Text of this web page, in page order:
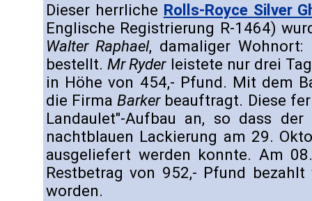
Dieser herrliche Rolls-Royce Silver
Englische Registrierung R-1464)
Walter Raphael, damaliger
bestellt.Mr Ryderleistete nur drei
in Höhe von 454,- Pfund. Mit dem
die FirmaBarkerbeauftragt. Diese
Landaulet"-Aufbau an, so dass
nachtblauen Lackierung am 29.
ausgeliefert werden konnte. Am
Restbetrag von 952,- Pfund
worden.